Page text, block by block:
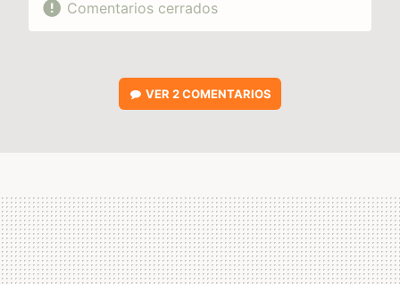
Comentarios cerrados
VER2 COMENTARIOS